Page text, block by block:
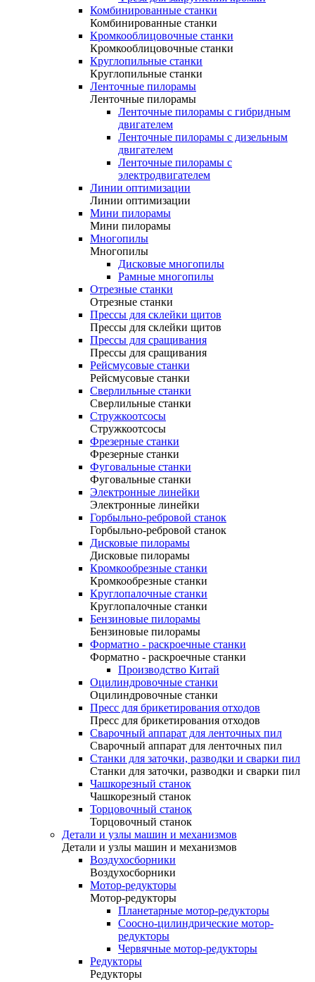
Комбинированные станки
Комбинированные станки
Кромкооблицовочные станки
Кромкооблицовочные станки
Круглопильные станки
Круглопильные станки
Ленточные пилорамы
Ленточные пилорамы
Ленточные пилорамы с гибридным
двигателем
Ленточные пилорамы с дизельным
двигателем
Ленточные пилорамы с
электродвигателем
Линии оптимизации
Линии оптимизации
Мини пилорамы
Мини пилорамы
Многопилы
Многопилы
Дисковые многопилы
Рамные многопилы
Отрезные станки
Отрезные станки
Прессы для склейки щитов
Прессы для склейки щитов
Прессы для сращивания
Прессы для сращивания
Рейсмусовые станки
Рейсмусовые станки
Сверлильные станки
Сверлильные станки
Стружкоотсосы
Стружкоотсосы
Фрезерные станки
Фрезерные станки
Фуговальные станки
Фуговальные станки
Электронные линейки
Электронные линейки
Горбыльно-ребровой станок
Горбыльно-ребровой станок
Дисковые пилорамы
Дисковые пилорамы
Кромкообрезные станки
Кромкообрезные станки
Круглопалочные станки
Круглопалочные станки
Бензиновые пилорамы
Бензиновые пилорамы
Форматно - раскроечные станки
Форматно - раскроечные станки
Производство Китай
Оцилиндровочные станки
Оцилиндровочные станки
Пресс для брикетирования отходов
Пресс для брикетирования отходов
Сварочный аппарат для ленточных пил
Сварочный аппарат для ленточных пил
Станки для заточки, разводки и сварки пил
Станки для заточки, разводки и сварки пил
Чашкорезный станок
Чашкорезный станок
Торцовочный станок
Торцовочный станок
Детали и узлы машин и механизмов
Детали и узлы машин и механизмов
Воздухосборники
Воздухосборники
Мотор-редукторы
Мотор-редукторы
Планетарные мотор-редукторы
Соосно-цилиндрические мотор-
редукторы
Червячные мотор-редукторы
Редукторы
Редукторы